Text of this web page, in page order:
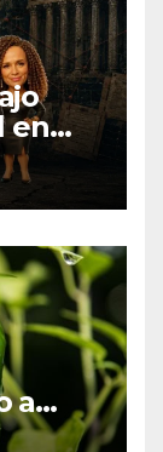
en
a